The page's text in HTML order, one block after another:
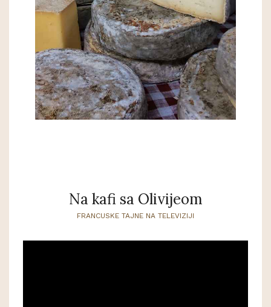
Na kafi sa Olivijeom
FRANCUSKE TAJNE NA TELEVIZIJI